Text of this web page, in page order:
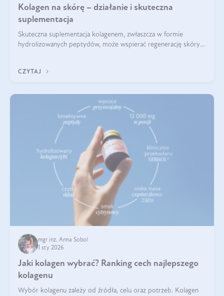
Kolagen na skórę – działanie i skuteczna
suplementacja
Skuteczna suplementacja kolagenem, zwłaszcza w formie
hydrolizowanych peptydów, może wspierać regenerację skóry i
CZYTAJ
mgr inż. Anna Sobol
1 sty 2026
Jaki kolagen wybrać? Ranking cech najlepszego
kolagenu
Wybór kolagenu zależy od źródła, celu oraz potrzeb. Kolagen